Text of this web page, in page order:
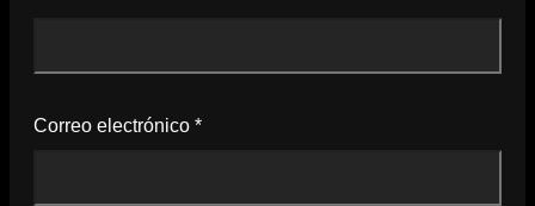
Correo electrónico *